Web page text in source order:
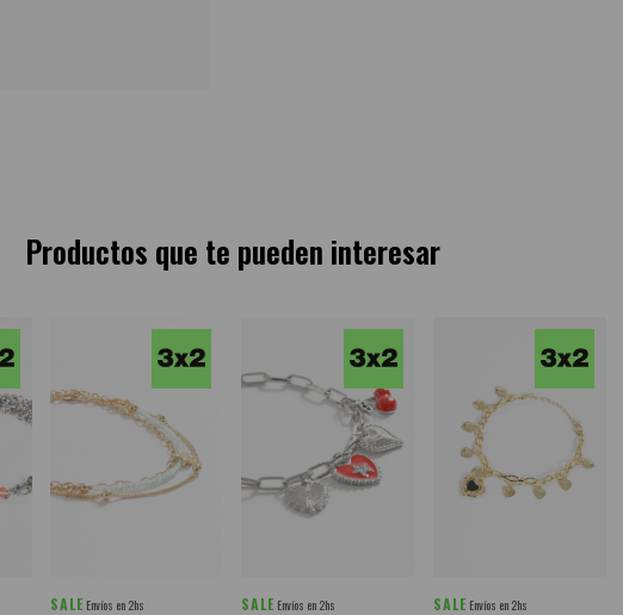
Productos que te pueden interesar
SALE Envíos en 2hs SALE Envíos en 2hs SALE Envíos en 2hs